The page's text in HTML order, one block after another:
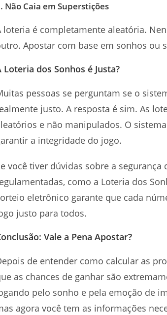
Não Caia em Superstições
loteria é completamente aleatória.
Apostar com base em sonhos ou
Loteria dos Sonhos é Justa?
pessoas se perguntam se o
justo. A resposta é sim. As
e não manipulados. O
a integridade do jogo.
você tiver dúvidas sobre a
como a Loteria dos
eletrônico garante que cada
justo para todos.
Vale a Pena Apostar?
de entender como calcular as
as chances de ganhar são
pelo sonho e pela emoção de
agora você tem as informações